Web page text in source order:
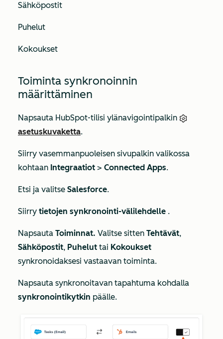
Sähköpostit
Puhelut
Kokoukset
Toiminta synkronoinnin
määrittäminen
Napsauta HubSpot-tilisi ylänavigointipalkin
asetuskuvaketta.
Siirry vasemmanpuoleisen sivupalkin valikossa
kohtaan Integraatiot > Connected Apps.
Etsi ja valitse Salesforce.
Siirry tietojen synkronointi-välilehdelle .
Napsauta Toiminnat. Valitse sitten Tehtävät,
Sähköpostit, Puhelut tai Kokoukset
synkronoidaksesi vastaavan toiminta.
Napsauta synkronoitavan tapahtuma kohdalla
synkronointikytkin päälle.